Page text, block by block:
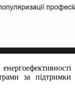
за підтримки